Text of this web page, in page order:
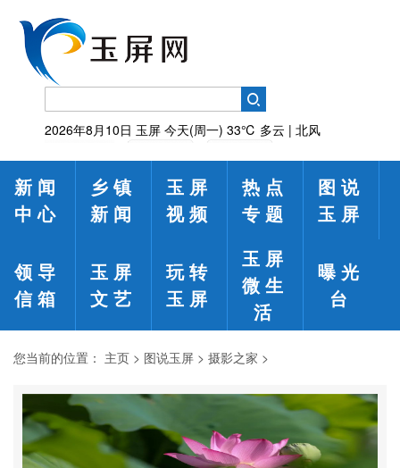
2026年8月10日 玉屏 今天(周一) 33℃ 多云 | 北风
新闻
中心
乡镇
新闻
玉屏
视频
热点
专题
图说
玉屏
领导
信箱
玉屏
文艺
玩转
玉屏
玉屏
微生
活
曝光
台
您当前的位置： 主页 > 图说玉屏 > 摄影之家 >